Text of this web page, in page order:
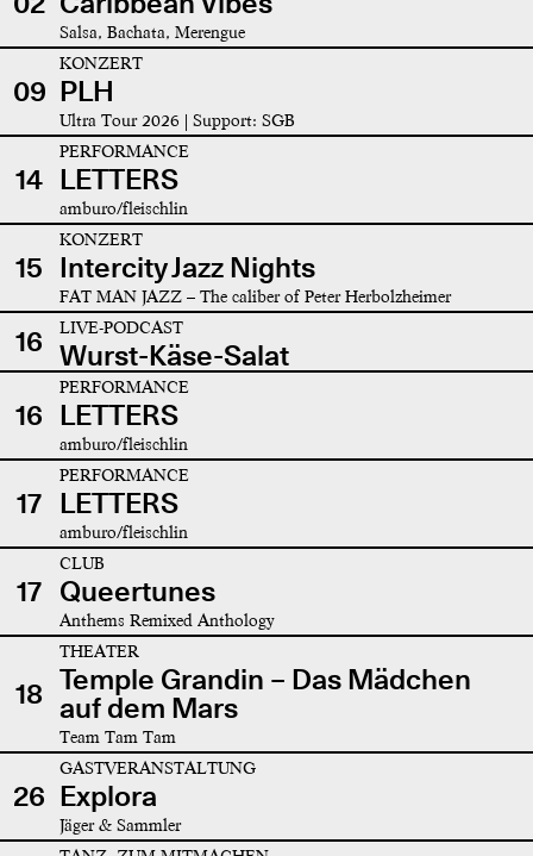
Salsa, Bachata, Merengue
09
KONZERT
PLH
Ultra Tour 2026 | Support: SGB
14
PERFORMANCE
LETTERS
amburo/fleischlin
15
KONZERT
Intercity Jazz Nights
FAT MAN JAZZ – The caliber of Peter Herbolzheimer
16 LIVE-PODCAST
Wurst-Käse-Salat
16
PERFORMANCE
LETTERS
amburo/fleischlin
17
PERFORMANCE
LETTERS
amburo/fleischlin
17
CLUB
Queertunes
Anthems Remixed Anthology
18
THEATER
Temple Grandin – Das Mädchen
auf dem Mars
Team Tam Tam
26
GASTVERANSTALTUNG
Explora
Jäger & Sammler